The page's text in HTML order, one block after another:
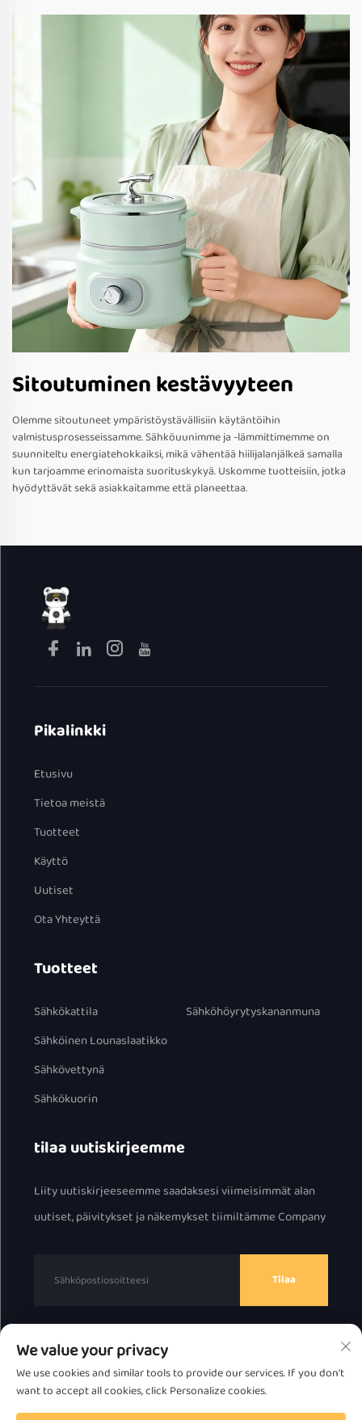
Sitoutuminen kestävyyteen
Olemme sitoutuneet ympäristöystävällisiin käytäntöihin
valmistusprosesseissamme. Sähköuunimme ja -lämmittimemme on
suunniteltu energiatehokkaiksi, mikä vähentää hiilijalanjälkeä samalla
kun tarjoamme erinomaista suorituskykyä. Uskomme tuotteisiin, jotka
hyödyttävät sekä asiakkaitamme että planeettaa.
Pikalinkki
Etusivu
Tietoa meistä
Tuotteet
Käyttö
Uutiset
Ota Yhteyttä
Tuotteet
Sähkökattila
Sähköinen Lounaslaatikko
Sähkövettynä
Sähkökuorin
Sähköhöyrytyskananmuna
tilaa uutiskirjeemme
Liity uutiskirjeeseemme saadaksesi viimeisimmät alan
uutiset, päivitykset ja näkemykset tiimiltämme Company
Tilaa
Tekijänoikeus © 2025 Chaozhou Great Bear Technology
Co., Ltd.
Tietosuojakäytäntö
Siirry ylös
We value your privacy
We use cookies and similar tools to provide our services. If you don't
want to accept all cookies, click Personalize cookies.